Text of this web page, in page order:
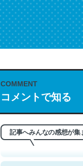
COMMENT
コメントで知る
記事へみんなの感想が集
もお勧め。自分はこ
─今のこの状況が信じら